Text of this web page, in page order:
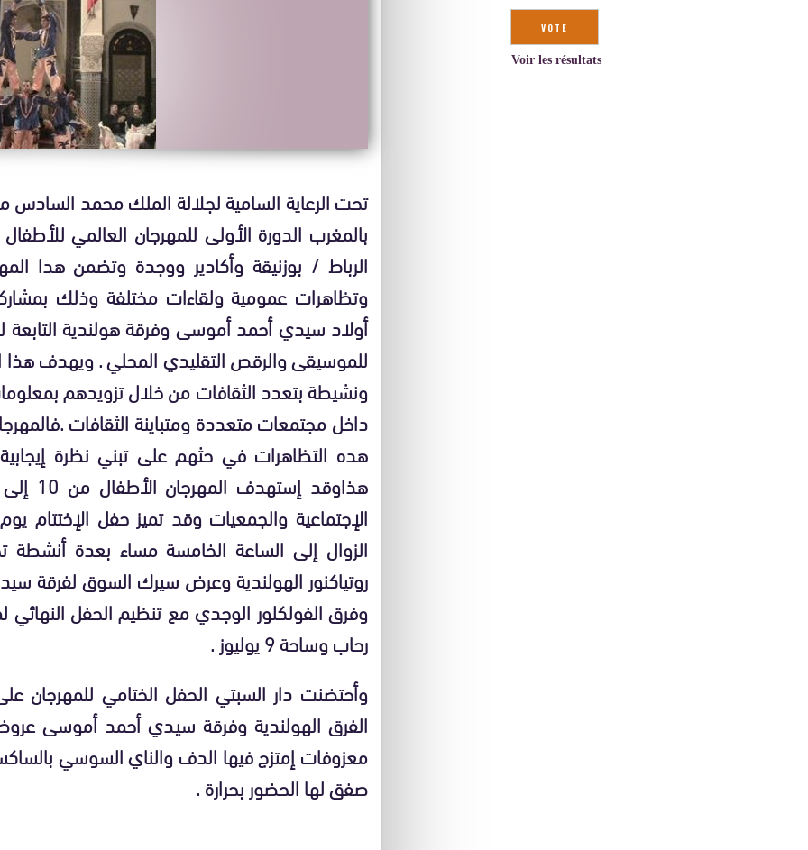
تحت الرعاية السامية لجلالة الملك محمد السادس
الرباط / بوزنيقة وأكادير ووجدة وتضمن هدا
وتظاهرات عمومية ولقاءات مختلفة وذلك
أولاد سيدي أحمد أموسى وفرقة هولندية
للموسيقى والرقص التقليدي المحلي . ويهدف هذا
ونشيطة بتعدد الثقافات من خلال تزويدهم
داخل مجتمعات متعددة ومتباينة الثقافات
هده التظاهرات في حثهم على تبني نظرة
الزوال إلى الساعة الخامسة مساء بعدة
روتياكنور الهولندية وعرض سيرك السوق لفرقة
وفرق الفولكلور الوجدي مع تنظيم الحفل
رحاب وساحة 9 يوليوز .
وأحتضنت دار السبتي الحفل الختامي
الفرق الهولندية وفرقة سيدي أحمد أموسى
معزوفات إمتزج فيها الدف والناي السوسي
صفق لها الحضور بحرارة .
Voir les résultats